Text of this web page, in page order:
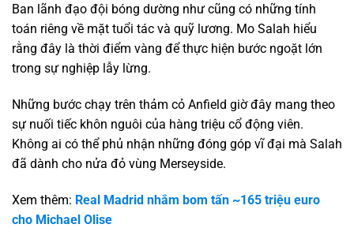
Ban lãnh đạo đội bóng dường như cũng có những tính
toán riêng về mặt tuổi tác và quỹ lương. Mo Salah hiểu
rằng đây là thời điểm vàng để thực hiện bước ngoặt lớn
trong sự nghiệp lẫy lừng.
Những bước chạy trên thảm cỏ Anfield giờ đây mang theo
sự nuối tiếc khôn nguôi của hàng triệu cổ động viên.
Không ai có thể phủ nhận những đóng góp vĩ đại mà Salah
đã dành cho nửa đỏ vùng Merseyside.
Xem thêm: Real Madrid nhắm bom tấn ~165 triệu euro
cho Michael Olise